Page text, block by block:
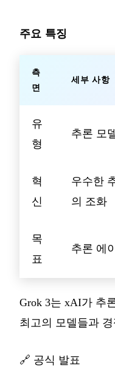
주요 특징
측
면
세부 사항
유
형
추론 모
혁
신
우수한
의 조화
목
표
추론 에
Grok 3는 xAI가 추
최고의 모델들과
🔗 공식 발표